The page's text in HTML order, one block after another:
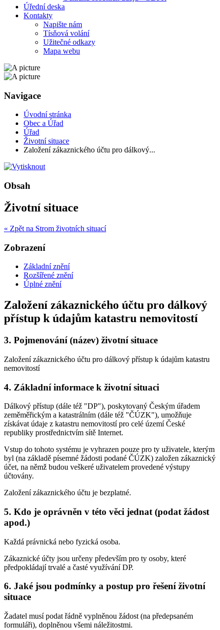
Úřední deska
Kontakty
Napište nám
Tísňová volání
Užitečné odkazy
Mapa webu
Navigace
Úvodní stránka
Obec a Úřad
Úřad
Životní situace
Založení zákaznického účtu pro dálkový...
Obsah
Životní situace
« Zpět na Strom životních situací
Zobrazení
Základní znění
Rozšířené znění
Úplné znění
Založení zákaznického účtu pro dálkový
přístup k údajům katastru nemovitostí
3. Pojmenování (název) životní situace
Založení zákaznického účtu pro dálkový přístup k údajům katastru
nemovitostí
4. Základní informace k životní situaci
Dálkový přístup (dále též "DP"), poskytovaný Českým úřadem
zeměměřickým a katastrálním (dále též "ČÚZK"), umožňuje
získávat údaje z katastru nemovitostí pro celé území České
republiky prostřednictvím sítě Internet.
Vstup do tohoto systému je vyhrazen pouze pro ty uživatele, kterým
byl (na základě písemné žádosti podané ČÚZK) založen zákaznický
účet, na němž budou veškeré uživatelem provedené výstupy
účtovány.
Založení zákaznického účtu je bezplatné.
5. Kdo je oprávněn v této věci jednat (podat žádost
apod.)
Každá právnická nebo fyzická osoba.
Zákaznické účty jsou určeny především pro ty osoby, které
předpokládají trvalé a časté využívání DP.
6. Jaké jsou podmínky a postup pro řešení životní
situace
Žadatel musí podat řádně vyplněnou žádost (na předepsaném
formuláři), doplněnou všemi náležitostmi.